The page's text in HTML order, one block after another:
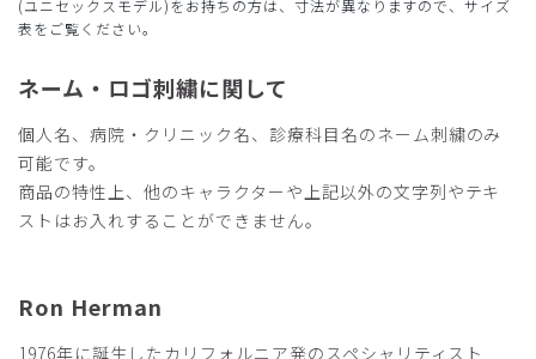
役に立った
ご購入者様
購入確認済み
2025-12-21
年齢:40代 身長:161-165cm 体重:
チャコールグレー/L
(ユニセックスモデル)をお持ちの方は、寸法が異なりますので、サイズ
表をご覧ください。
ネーム・ロゴ刺繍に関して
個人名、病院・クリニック名、診療科目名のネーム刺繍のみ
可能です。
商品の特性上、他のキャラクターや上記以外の文字列やテキ
ストはお入れすることができません。
Ron Herman
1976年に誕生したカリフォルニア発のスペシャリティスト